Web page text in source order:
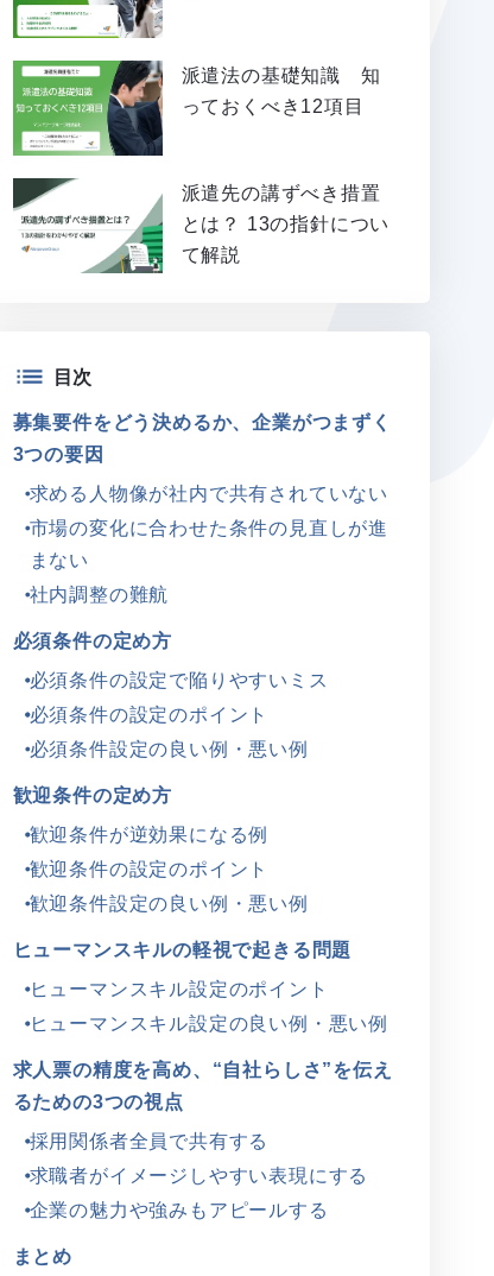
派遣法の基礎知識 知
っておくべき12項目
派遣先の講ずべき措置
とは？ 13の指針につい
て解説
目次
募集要件をどう決めるか、企業がつまずく
3つの要因
求める人物像が社内で共有されていない
市場の変化に合わせた条件の見直しが進
まない
社内調整の難航
必須条件の定め方
必須条件の設定で陥りやすいミス
必須条件の設定のポイント
必須条件設定の良い例・悪い例
歓迎条件の定め方
歓迎条件が逆効果になる例
歓迎条件の設定のポイント
歓迎条件設定の良い例・悪い例
ヒューマンスキルの軽視で起きる問題
ヒューマンスキル設定のポイント
ヒューマンスキル設定の良い例・悪い例
求人票の精度を高め、“自社らしさ”を伝え
るための3つの視点
採用関係者全員で共有する
求職者がイメージしやすい表現にする
企業の魅力や強みもアピールする
まとめ